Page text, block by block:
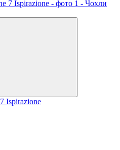
Ispirazione